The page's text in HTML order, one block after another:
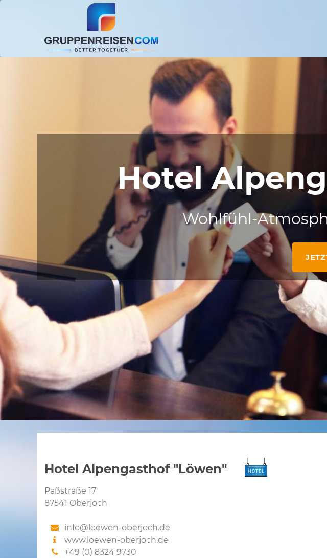
Hotel
Wohlfühl-
Hotel Alpengasthof "Löwen"
Paßstraße 17
87541 Oberjoch
info@loewen-oberjoch.de
www.loewen-oberjoch.de
+49 (0) 8324 9730